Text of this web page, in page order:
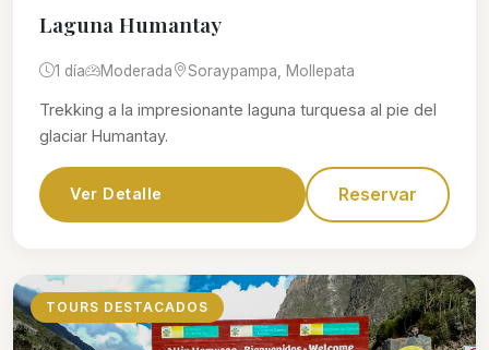
Laguna Humantay
1 día Moderada Soraypampa, Mollepata
Trekking a la impresionante laguna turquesa al pie del
glaciar Humantay.
Ver Detalle Reservar
TOURS DESTACADOS